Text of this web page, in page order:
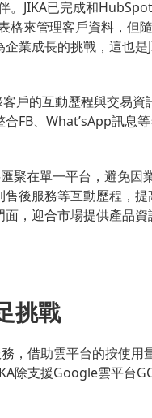
。JIKA已完成和
格來管理客戶資料，但
業成長的挑戰，這也是
戶的互動歷程與交易資
FB、What’sApp訊息
聚在單一平台，避免因
後服務等互動歷程，提
，迎合市場提供產品資
挑戰
，借助雲平台的按使用
除支援Google雲平台